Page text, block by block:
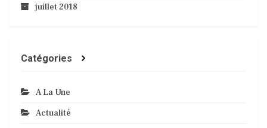
juillet 2018
Catégories
A La Une
Actualité